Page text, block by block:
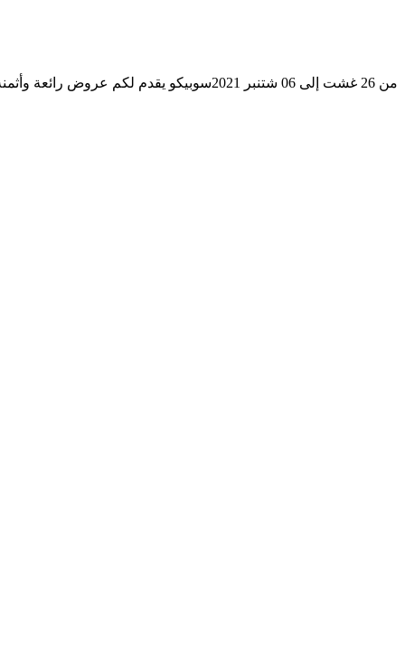
من 26 غشت إلى 06 شتنبر 2021سوبيكو يقدم لكم عروض رائعة وأثمنة لا مثيل لها على منتجات متنوعة لجميع احتياجاتكم